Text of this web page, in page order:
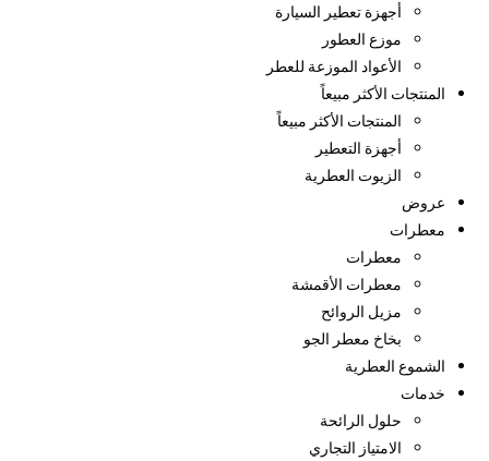
أجهزة تعطير السيارة
موزع العطور
الأعواد الموزعة للعطر
المنتجات الأكثر مبيعاً
المنتجات الأكثر مبيعاً
أجهزة التعطير
الزيوت العطرية
عروض
معطرات
معطرات
معطرات الأقمشة
مزيل الروائح
بخاخ معطر الجو
الشموع العطرية
خدمات
حلول الرائحة
الامتياز التجاري